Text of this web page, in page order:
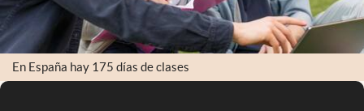
En España hay 175 días de clases